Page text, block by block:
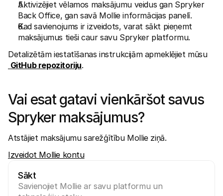
Aktivizējiet vēlamos maksājumu veidus gan Spryker
Back Office, gan savā Mollie informācijas panelī.
Kad savienojums ir izveidots, varat sākt pieņemt
maksājumus tieši caur savu Spryker platformu.
Detalizētām iestatīšanas instrukcijām apmeklējiet mūsu
GitHub repozitoriju.
Vai esat gatavi vienkāršot savus
Spryker maksājumus?
Atstājiet maksājumu sarežģītību Mollie ziņā.
Izveidot Mollie kontu
Sākt
Savienojiet Mollie ar savu platformu un